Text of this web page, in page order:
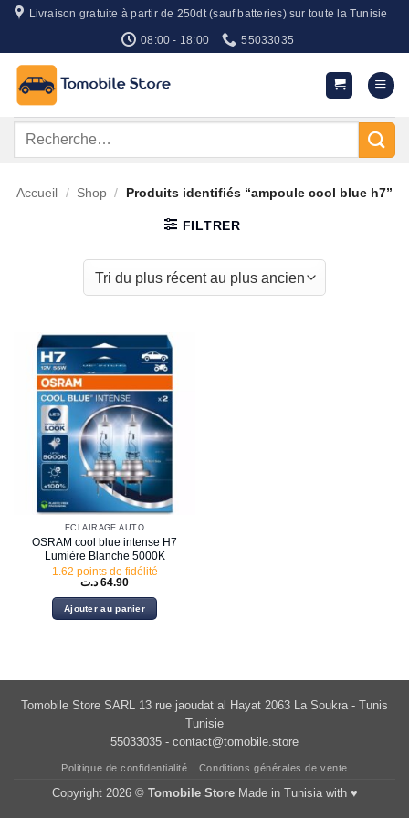
Passer
contenu
Livraison gratuite à partir de 250dt (sauf batteries) sur toute la Tunisie
08:00 - 18:00 55033035
Recherche
Accueil / Shop / Produits identifiés “ampoule cool blue h7”
FILTRER
ÉCLAIRAGE AUTO
OSRAM cool blue intense H7
Lumière Blanche 5000K
1.62 points de fidélité
64.90 د.ت
Ajouter au panier
Tomobile Store SARL 13 rue jaoudat al Hayat 2063 La Soukra - Tunis
Tunisie
55033035 - contact@tomobile.store
Politique de confidentialité Conditions générales de vente
Copyright 2026 © Tomobile StoreMade in Tunisia with ♥